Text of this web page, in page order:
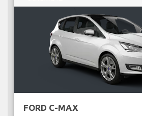
FORD C-MAX